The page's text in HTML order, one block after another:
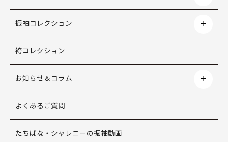
振袖コレクション
袴コレクション
お知らせ＆コラム
よくあるご質問
たちばな・シャレニーの振袖動画